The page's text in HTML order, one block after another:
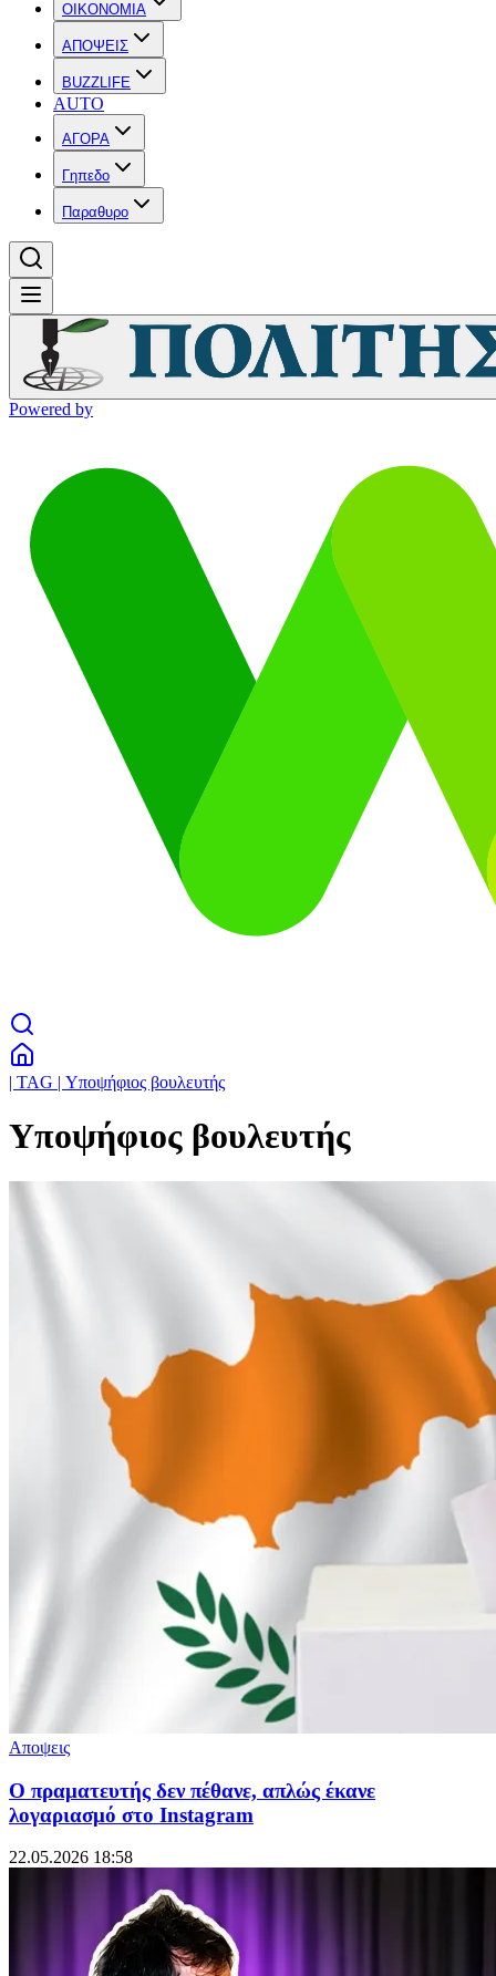
OIKONOMIA
ΑΠΟΨΕΙΣ
BUZZLIFE
AUTO
ΑΓΟΡΑ
Γηπεδο
Παραθυρο
Powered by
| TAG | Υποψήφιος βουλευτής
Υποψήφιος βουλευτής
Αποψεις
Ο πραματευτής δεν πέθανε, απλώς έκανε
λογαριασμό στο Instagram
22.05.2026 18:58